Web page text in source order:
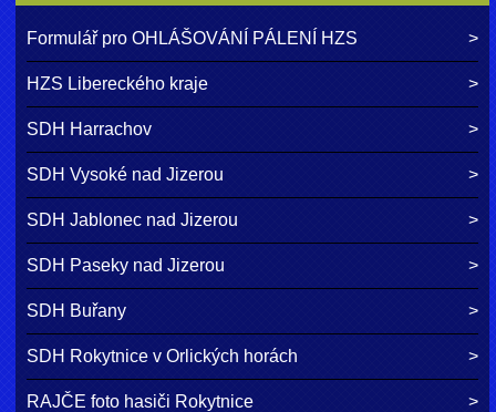
Formulář pro OHLÁŠOVÁNÍ PÁLENÍ HZS
HZS Libereckého kraje
SDH Harrachov
SDH Vysoké nad Jizerou
SDH Jablonec nad Jizerou
SDH Paseky nad Jizerou
SDH Buřany
SDH Rokytnice v Orlických horách
RAJČE foto hasiči Rokytnice